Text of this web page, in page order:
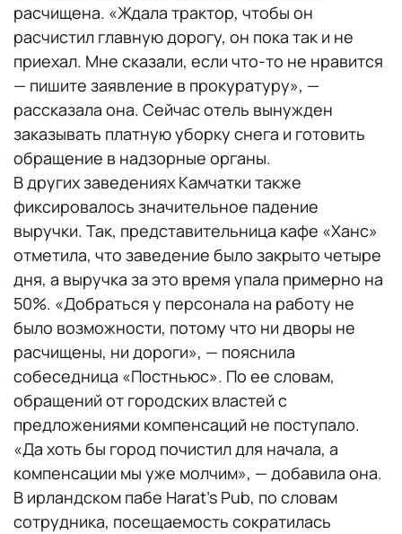
расчищена. «Ждала трактор, чтобы он
расчистил главную дорогу, он пока так и не
приехал. Мне сказали, если что-то не нравится
— пишите заявление в прокуратуру», —
рассказала она. Сейчас отель вынужден
заказывать платную уборку снега и готовить
обращение в надзорные органы.
В других заведениях Камчатки также
фиксировалось значительное падение
выручки. Так, представительница кафе «Ханс»
отметила, что заведение было закрыто четыре
дня, а выручка за это время упала примерно на
50%. «Добраться у персонала на работу не
было возможности, потому что ни дворы не
расчищены, ни дороги», — пояснила
собеседница «Постньюс». По ее словам,
обращений от городских властей с
предложениями компенсаций не поступало.
«Да хоть бы город почистил для начала, а
компенсации мы уже молчим», — добавила она.
В ирландском пабе Harat’s Pub, по словам
сотрудника, посещаемость сократилась